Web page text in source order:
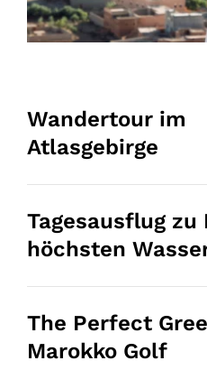
Wandertour im
Atlasgebirge
Tagesausflug zu
höchsten
The Perfect
Marokko Golf